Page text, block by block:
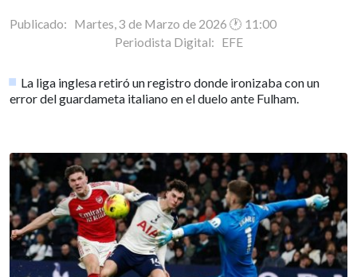
Publicado: Martes, 3 de Marzo de 2026 🕐 11:00
Periodista Digital: EFE
La liga inglesa retiró un registro donde ironizaba con un
error del guardameta italiano en el duelo ante Fulham.